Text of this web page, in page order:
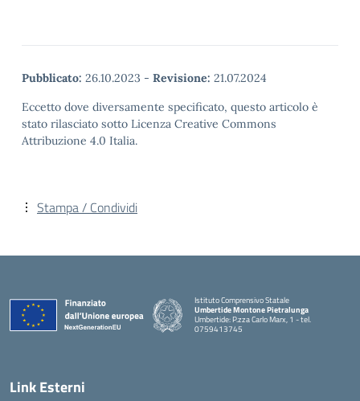
Pubblicato: 26.10.2023 - Revisione: 21.07.2024
Eccetto dove diversamente specificato, questo articolo è
stato rilasciato sotto Licenza Creative Commons
Attribuzione 4.0 Italia.
Stampa / Condividi
Istituto Comprensivo Statale
Umbertide Montone Pietralunga
Umbertide: P.zza Carlo Marx, 1 - tel.
0759413745
Link Esterni